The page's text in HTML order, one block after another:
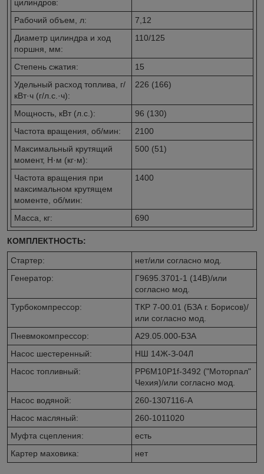
цилиндров:
Рабочий объем, л:
7,12
Диаметр цилиндра и ход
поршня, мм:
110/125
Степень сжатия:
15
Удельный расход топлива, г/
кВт·ч (г/л.с.·ч):
226 (166)
Мощность, кВт (л.с.):
96 (130)
Частота вращения, об/мин:
2100
Максимальный крутящий
момент, Н·м (кг·м):
500 (51)
Частота вращения при
максимальном крутящем
моменте, об/мин:
1400
Масса, кг: 690
КОМПЛЕКТНОСТЬ:
Стартер:
нет/или согласно мод.
Генератор:
Г9695.3701-1 (14В)/или
согласно мод.
Турбокомпрессор:
ТКР 7-00.01 (БЗА г. Борисов)/
или согласно мод.
Пневмокомпрессор:
А29.05.000-БЗА
Насос шестеренный:
НШ 14Ж-З-04Л
Насос топливный:
PP6M10P1f-3492 ("Моторпал"
Чехия)/или согласно мод.
Насос водяной:
260-1307116-А
Насос масляный:
260-1011020
Муфта сцепления:
есть
Картер маховика:
нет